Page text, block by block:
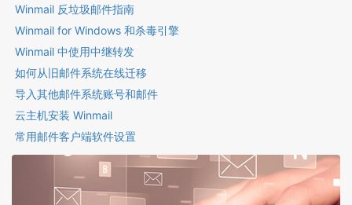
Winmail 反垃圾邮件指南
Winmail for Windows 和杀毒引擎
Winmail 中使用中继转发
如何从旧邮件系统在线迁移
导入其他邮件系统账号和邮件
云主机安装 Winmail
常用邮件客户端软件设置